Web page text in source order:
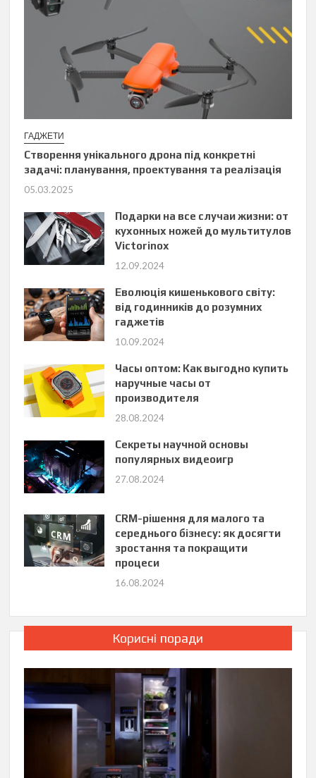
ГАДЖЕТИ
Створення унікального дрона під конкретні
задачі: планування, проектування та реалізація
05.03.2025
Подарки на все случаи жизни: от
кухонных ножей до мультитулов
Victorinox
12.09.2024
Еволюція кишенькового світу:
від годинників до розумних
гаджетів
10.09.2024
Часы оптом: Как выгодно купить
наручные часы от
производителя
28.08.2024
Секреты научной основы
популярных видеоигр
27.08.2024
CRM-рішення для малого та
середнього бізнесу: як досягти
зростання та покращити
процеси
16.08.2024
Корисні поради